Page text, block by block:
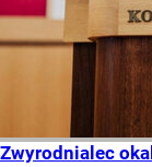
Zwyrodnialec